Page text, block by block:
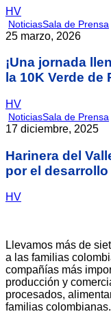
HV
NoticiasSala de Prensa
25 marzo, 2026
¡Una jornada
la 10K Verde de
HV
NoticiasSala de Prensa
17 diciembre, 2025
Harinera del
por el
HV
Llevamos más de
a las familias
compañías más
producción y
procesados,
familias colombianas.